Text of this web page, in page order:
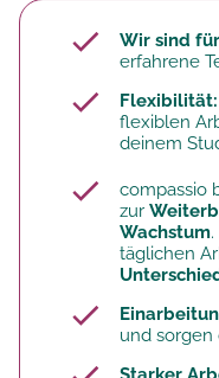
Wir sind
erfahrene
Flexibilität:
flexiblen
deinem
compassio
zur
Wachstum
täglichen
und sorgen